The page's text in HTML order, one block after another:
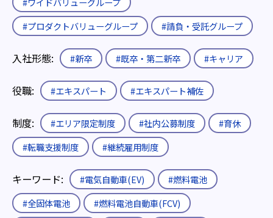
#プロダクトバリューグループ
#請負・受託グループ
入社形態: #新卒 #既卒・第二新卒 #キャリア
役職: #エキスパート #エキスパート補佐
制度: #エリア限定制度 #社内公募制度
#育休
#転職支援制度
#継続雇用制度
キーワード: #電気自動車(EV)
#燃料電池
#全固体電池
#燃料電池自動車(FCV)